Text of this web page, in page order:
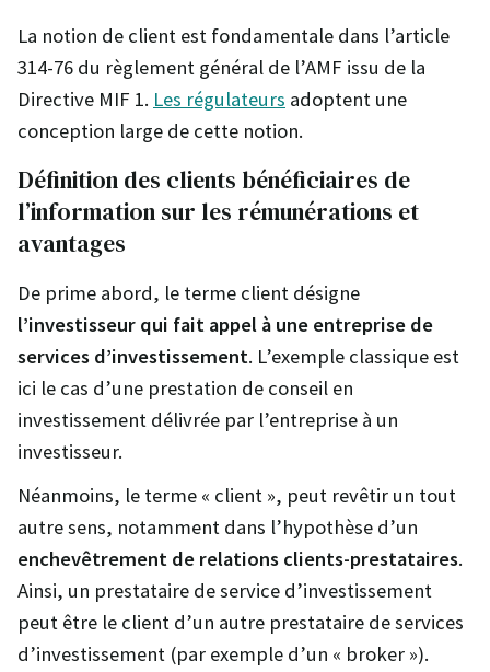
La notion de client est fondamentale dans l’article
314-76 du règlement général de l’AMF issu de la
Directive MIF 1. Les régulateurs adoptent une
conception large de cette notion.
Définition des clients bénéficiaires de
l’information sur les rémunérations et
avantages
De prime abord, le terme client désigne
l’investisseur qui fait appel à une entreprise de
services d’investissement. L’exemple classique est
ici le cas d’une prestation de conseil en
investissement délivrée par l’entreprise à un
investisseur.
Néanmoins, le terme « client », peut revêtir un tout
autre sens, notamment dans l’hypothèse d’un
enchevêtrement de relations clients-prestataires.
Ainsi, un prestataire de service d’investissement
peut être le client d’un autre prestataire de services
d’investissement (par exemple d’un « broker »).